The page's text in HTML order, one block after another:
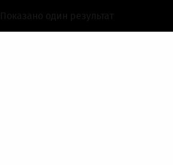
Показано один результат